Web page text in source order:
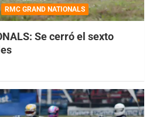
RMC GRAND NATIONALS
Se cerró el sexto